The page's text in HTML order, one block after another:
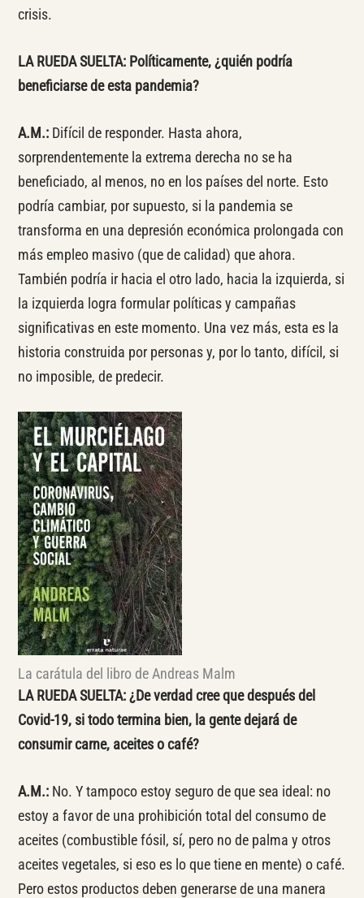
crisis.
LA RUEDA SUELTA: Políticamente, ¿quién podría
beneficiarse de esta pandemia?
A.M.:Difícil de responder. Hasta ahora,
sorprendentemente la extrema derecha no se ha
beneficiado, al menos, no en los países del norte. Esto
podría cambiar, por supuesto, si la pandemia se
transforma en una depresión económica prolongada con
más empleo masivo (que de calidad) que ahora.
También podría ir hacia el otro lado, hacia la izquierda, si
la izquierda logra formular políticas y campañas
significativas en este momento. Una vez más, esta es la
historia construida por personas y, por lo tanto, difícil, si
no imposible, de predecir.
La carátula del libro de Andreas Malm
LA RUEDA SUELTA: ¿De verdad cree que después del
Covid-19, si todo termina bien, la gente dejará de
consumir carne, aceites o café?
A.M.:No. Y tampoco estoy seguro de que sea ideal: no
estoy a favor de una prohibición total del consumo de
aceites (combustible fósil, sí, pero no de palma y otros
aceites vegetales, si eso es lo que tiene en mente) o café.
Pero estos productos deben generarse de una manera